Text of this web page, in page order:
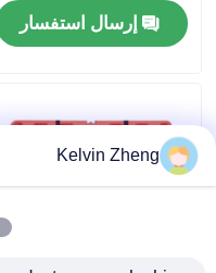
أخبار
القضايا
إرسال استفسار
Kelvin Zheng